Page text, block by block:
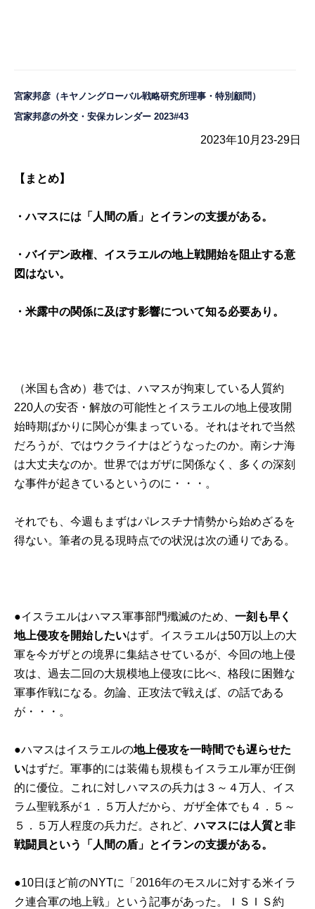
宮家邦彦（キヤノングローバル戦略研究所理事・特別顧問）
宮家邦彦の外交・安保カレンダー 2023#43
2023年10月23-29日
【まとめ】
・ハマスには「人間の盾」とイランの支援がある。
・バイデン政権、イスラエルの地上戦開始を阻止する意
図はない。
・米露中の関係に及ぼす影響について知る必要あり。
（米国も含め）巷では、ハマスが拘束している人質約
220人の安否・解放の可能性とイスラエルの地上侵攻開
始時期ばかりに関心が集まっている。それはそれで当然
だろうが、ではウクライナはどうなったのか。南シナ海
は大丈夫なのか。世界ではガザに関係なく、多くの深刻
な事件が起きているというのに・・・。
それでも、今週もまずはパレスチナ情勢から始めざるを
得ない。筆者の見る現時点での状況は次の通りである。
●イスラエルはハマス軍事部門殲滅のため、一刻も早く
地上侵攻を開始したいはず。イスラエルは50万以上の大
軍を今ガザとの境界に集結させているが、今回の地上侵
攻は、過去二回の大規模地上侵攻に比べ、格段に困難な
軍事作戦になる。勿論、正攻法で戦えば、の話である
が・・・。
●ハマスはイスラエルの地上侵攻を一時間でも遅らせた
いはずだ。軍事的には装備も規模もイスラエル軍が圧倒
的に優位。これに対しハマスの兵力は３～４万人、イス
ラム聖戦系が１．５万人だから、ガザ全体でも４．５～
５．５万人程度の兵力だ。されど、ハマスには人質と非
戦闘員という「人間の盾」とイランの支援がある。
●10日ほど前のNYTに「2016年のモスルに対する米イラ
ク連合軍の地上戦」という記事があった。ＩＳＩＳ約